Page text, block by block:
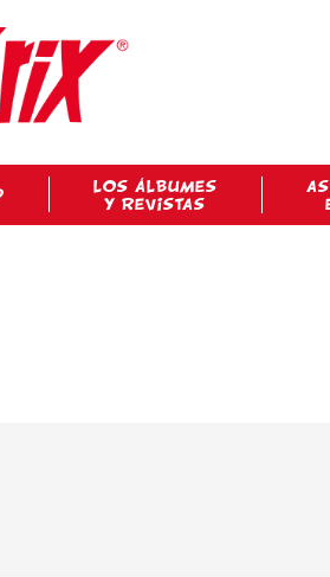
LOS ÁLBUMES
Y REVISTAS